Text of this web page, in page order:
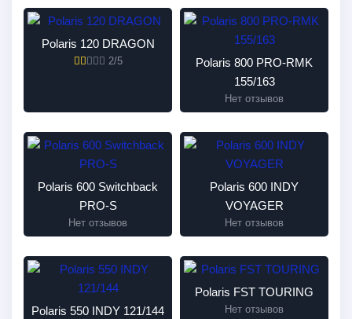
Polaris 120 DRAGON
2/5
Polaris 800 PRO-RMK
155/163
Нет отзывов
Polaris 600 Switchback
PRO-S
Нет отзывов
Polaris 600 INDY
VOYAGER
Нет отзывов
Polaris 550 INDY 121/144
Polaris FST TOURING
Нет отзывов